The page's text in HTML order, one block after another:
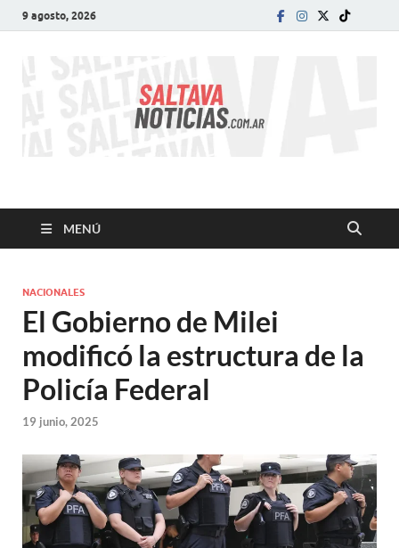
9 agosto, 2026
SALTA VA!
MENÚ
NACIONALES
El Gobierno de Milei
modificó la estructura de la
Policía Federal
19 junio, 2025